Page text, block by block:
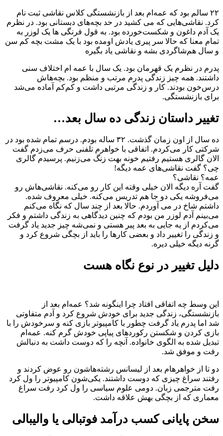
۲۲ سالم بود که عمه‌ام بعد از بازنشستگی کلاس نقاشی ثبت نام
کرد. نقاشی‌هایی که می کشید در حد بچه‌های دبستانی بود. در نظرم
یک آدم داغون و شکست‌خورده بود. به قول فرنگی ها یک لوزر به
تمام معنا که حالا سر پیری یادش اومده بود با یک مشت بچه کم سن
و سال هم‌شاگردی بشه و نقاشی یاد بگیره
پدرم در نظرم یک قهرمان بود. یک سال با عمه ام اختلاف سنی
داشتند. همه چیز زندگی پدرم مرتب و منظم بود. بچه‌هاش
درس‌خون بودند. کار و زندگی مرتبی داشت و کم‌کم آماده می‌شد
برای بازنشستگی.
تغییر داستان زندگی ده سال بعد…
ده سال از اون زمان گذشت. ۳۲ ساله بودم. درسم تمام شده بود در
شرکتی کار می‌کردم. اتفاقی با خواهرم تلفنی حرف می‌زدم گفت
الان گالری هستیم رفتیم خونه بهت زنگ می‌زنیم. پرسیدم گالری
چی؟ گفت نقاشی‌های عمه دیگه!
عمه؟ نقاشی؟
گفت آره دیگه الان خیلی وقته این کار رو می‌کنه. نقاشی‌هاش رو
می‌فروشه یکی دو جا هم تدریس می‌کنه. خیلی معروف شده.
داشتم شاخ در می آوردم. حالا بعد از چند سال که نگاه می‌کنم
می‌بینم آدم لوزر من بودم که چنین دیدگاهی به زندگی داشتم و فکر
می‌کردم از یه جایی به بعد پیر هستی و نمی‌شه چیز جدید یاد گرفت
و زندگی را تغییر داد و بعضی کارها را باید از بچگی شروع کرد و
گرنه دیگه خیلی دیره.
دلیل تغییر در نوع نگاه هست
این وسط چه اتفاقی افتاد چرا اینگونه شد؟ عمه‌ام بعد از
بازنشستگی، زندگی جدید برای خودش شروع کرد و آدم متفاوتی
شد اما پدرم یاد گرفت چطور با کامپیوتر بازی کنه و سرخودش را با
بازی کردن و شکستن رکوردهای پیاپی خودش گرم کنه. عمه‌ام
تبدیل شده به الگوی خانواده. آنچه را که دوست داشت به دنبالش
رفت و موفق شد.
دو تا از خواهرهام بعد از لیسانس رشته‌هاشون رو عوض کردند و
رفتند سراغ چیزی که دوست داشتند. یکی‌شون کامپیوتر را ول کرد
رفت مترجمی زبان. دومی علوم سیاسی را ول کرد رفت سراغ
معماری که از بچگی بهش علاقه داشت.
سخن پایانی کسب درآمد فوتبالی یا والیبالی